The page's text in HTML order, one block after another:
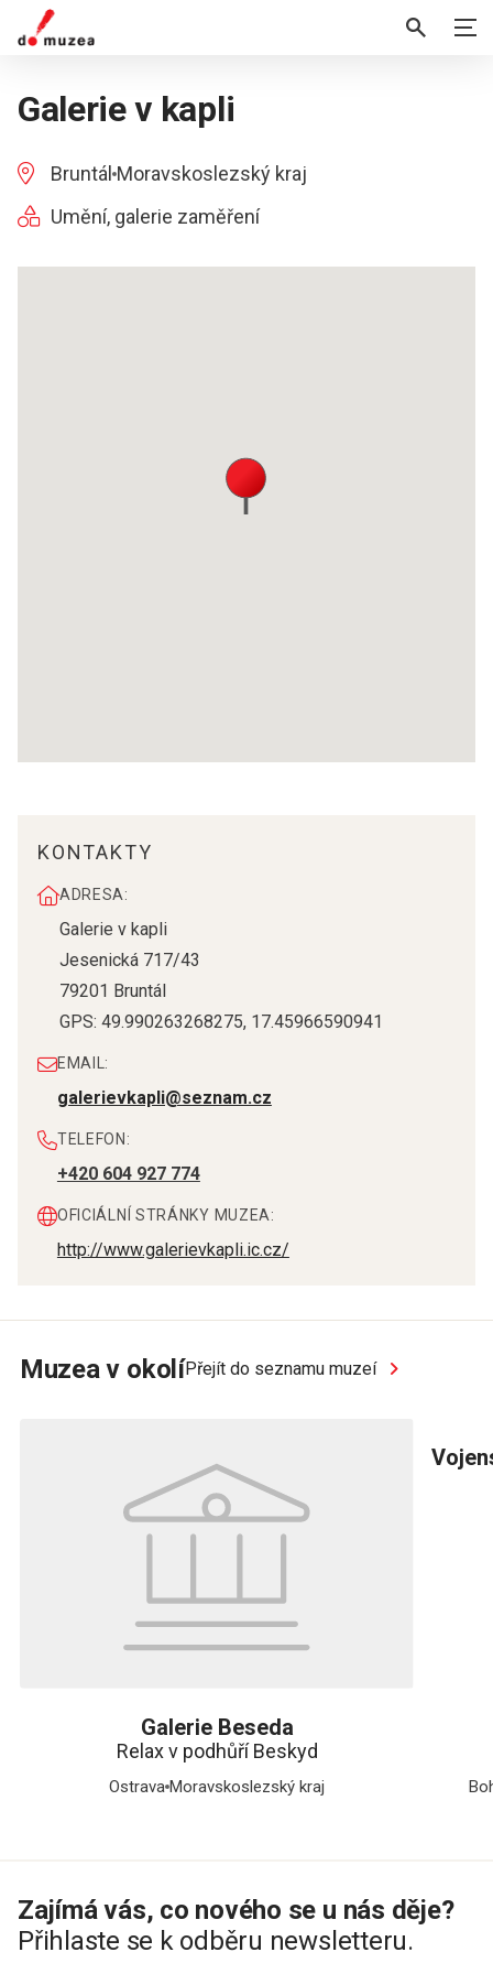
Galerie v kapli
Bruntál Moravskoslezský kraj
Umění, galerie zaměření
KONTAKTY
ADRESA:
Galerie v kapli
Jesenická 717/43
79201 Bruntál
GPS: 49.990263268275, 17.45966590941
EMAIL:
galerievkapli@seznam.cz
TELEFON:
+420 604 927 774
OFICIÁLNÍ STRÁNKY MUZEA:
http://www.galerievkapli.ic.cz/
Muzea v okolíPřejít do seznamu muzeí
Galerie Beseda
Relax v podhůří Beskyd
Ostrava Moravskoslezský kraj
Zajímá vás, co nového se u nás děje?
Přihlaste se k odběru newsletteru.